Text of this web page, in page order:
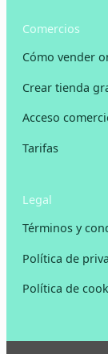
Comercios
Cómo vender
Crear tienda
Acceso
Tarifas
Legal
Términos y
Política de
Política de